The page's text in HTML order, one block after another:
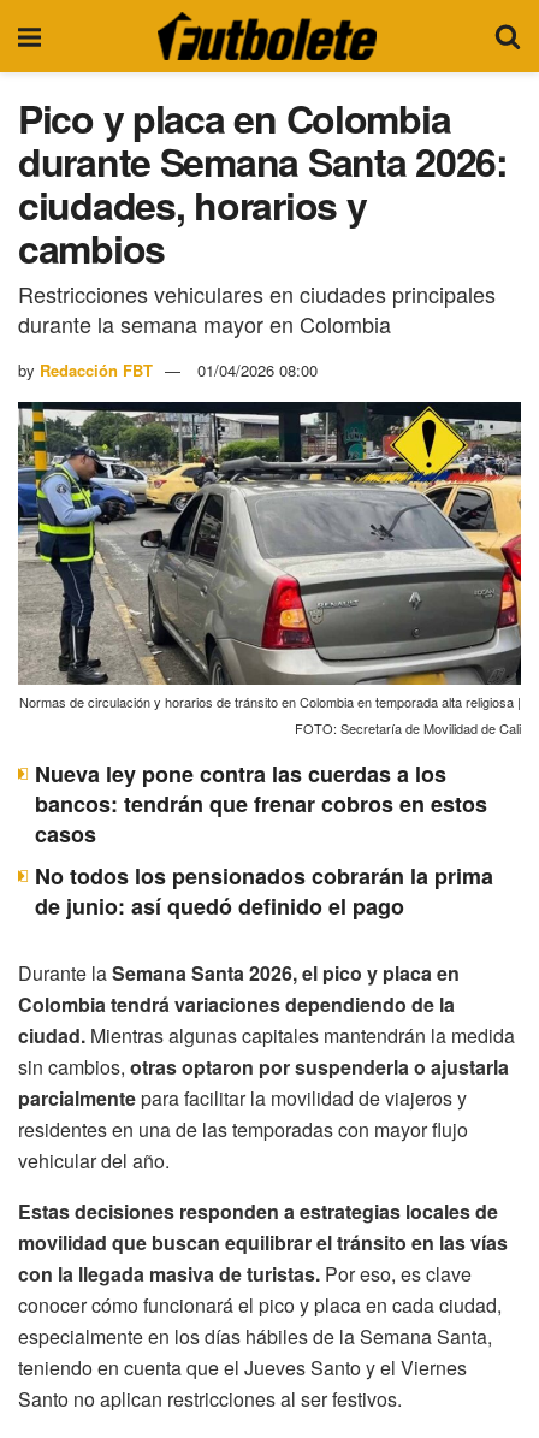
Pico y placa en Colombia
durante Semana Santa 2026:
ciudades, horarios y
cambios
Restricciones vehiculares en ciudades principales
durante la semana mayor en Colombia
by Redacción FBT 01/04/2026 08:00
Normas de circulación y horarios de tránsito en Colombia en temporada alta religiosa |
FOTO: Secretaría de Movilidad de Cali
Nueva ley pone contra las cuerdas a los
bancos: tendrán que frenar cobros en estos
casos
No todos los pensionados cobrarán la prima
de junio: así quedó definido el pago
Durante laSemana Santa 2026, el pico y placa en
Colombia tendrá variaciones dependiendo de la
ciudad. Mientras algunas capitales mantendrán la medida
sin cambios, otras optaron por suspenderla o ajustarla
parcialmentepara facilitar la movilidad de viajeros y
residentes en una de las temporadas con mayor flujo
vehicular del año.
Estas decisiones responden a estrategias locales de
movilidad que buscan equilibrar el tránsito en las vías
con la llegada masiva de turistas. Por eso, es clave
conocer cómo funcionará el pico y placa en cada ciudad,
especialmente en los días hábiles de la Semana Santa,
teniendo en cuenta que el Jueves Santo y el Viernes
Santo no aplican restricciones al ser festivos.